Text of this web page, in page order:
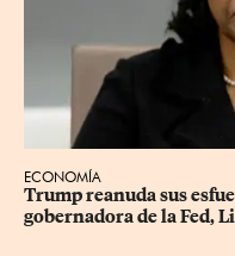
ECONOMÍA
Trump reanuda sus
gobernadora de la Fed,